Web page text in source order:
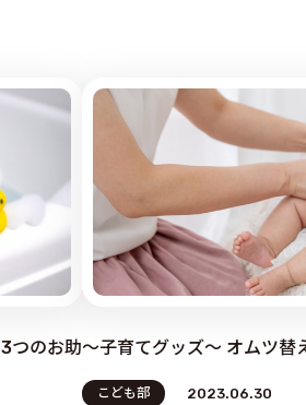
つのお助～子育てグッズ～ オムツ替
こども部 2023.06.30